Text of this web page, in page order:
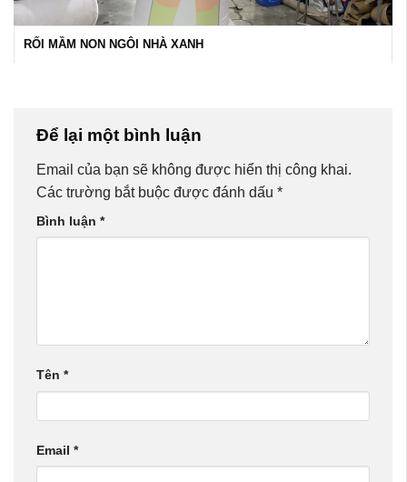
RỐI MẦM NON NGÔI NHÀ XANH
Để lại một bình luận
Email của bạn sẽ không được hiển thị công khai.
Các trường bắt buộc được đánh dấu *
Bình luận *
Tên *
Email *